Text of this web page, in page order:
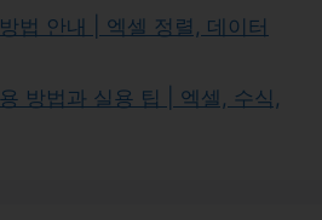
법 안내 | 엑셀 정렬, 데이터
방법과 실용 팁 | 엑셀, 수식,